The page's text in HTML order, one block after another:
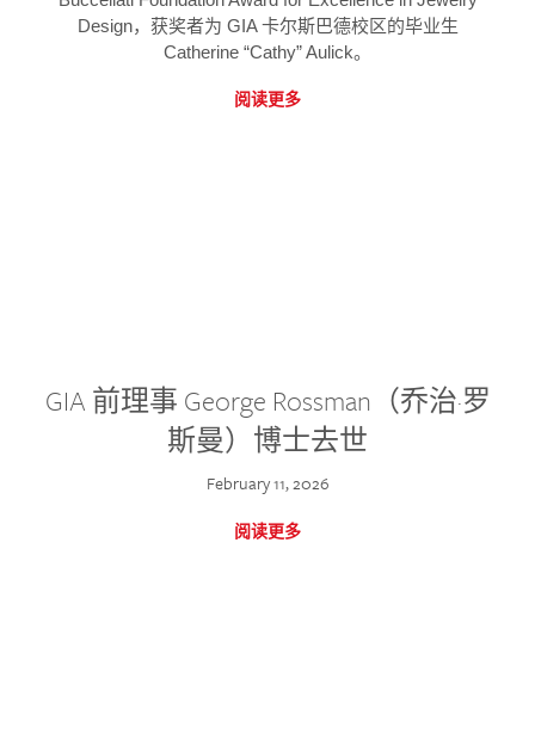
Design，获奖者为 GIA 卡尔斯巴德校区的毕业生
Catherine “Cathy” Aulick。
阅读更多
GIA 前理事 George Rossman（乔治·罗
斯曼）博士去世
February 11, 2026
阅读更多